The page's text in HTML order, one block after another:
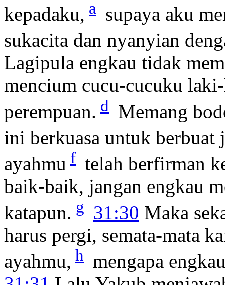
kepadaku, a supaya aku
sukacita dan nyanyian
Lagipula engkau tidak
mencium cucu-cucuku
perempuan. d Memang
ini berkuasa untuk berbuat
ayahmu f telah berfirman
baik-baik, jangan engkau
katapun. g 31:30 Maka
harus pergi, semata-mata
ayahmu, h mengapa